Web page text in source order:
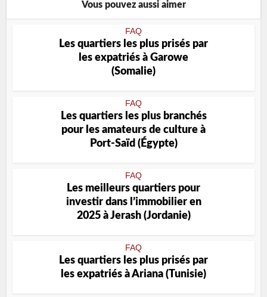
Vous pouvez aussi aimer
FAQ
Les quartiers les plus prisés par
les expatriés à Garowe
(Somalie)
FAQ
Les quartiers les plus branchés
pour les amateurs de culture à
Port-Saïd (Égypte)
FAQ
Les meilleurs quartiers pour
investir dans l’immobilier en
2025 à Jerash (Jordanie)
FAQ
Les quartiers les plus prisés par
les expatriés à Ariana (Tunisie)